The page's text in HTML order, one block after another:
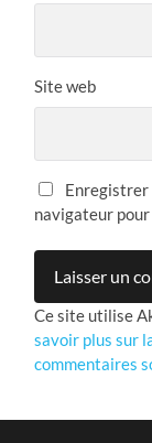
Site web
Enregistrer
navigateur
Ce site utilise
savoir plus sur
commentaires